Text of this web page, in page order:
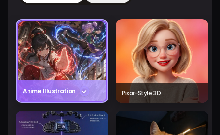
Anime Illustration Pixar-Style 3D